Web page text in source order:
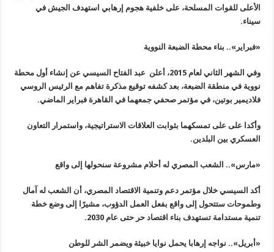
الأعلى للقوات المسلحة، على خلفية هجوم إرهابي استهدف الجيش في
سيناء.
«فبراير».. بناء محطة الضبعة النووية
وفي الشهر الثاني لعام 2015، أعلن عبد الفتاح السيسي عن إنشاء أول محطة
نووية في منطقة الضبعة، بعد كشفه توقيع مذكرة تفاهم مع الرئيس الروسي
فلاديمير بوتين، في مؤتمر صحفي جمعهما في القاهرة فبراير الماضي.
وأكدا على على تمسكهما بثوابت العلاقات الاستراتيجية، واستمرار التعاون
العسكري بين البلدين.
«مارس».. الشعب المصري له أحلام مشروعة سنحولها إلى واقع
أكد السيسي خلال مؤتمر دعم وتنمية الاقتصاد المصري، أن الشعب له آمال
وطموحات ستتحول إلى واقع بفعل العمل الدؤوب، مشيرًا إلى وضع خطة
تنمية مستدامة تستهدف بناء اقتصاد حر حتى عام 2030
.
«أبريل».. نواجه إرهابا يحمل نوايا خبيثة ويضمر الشر للوطن